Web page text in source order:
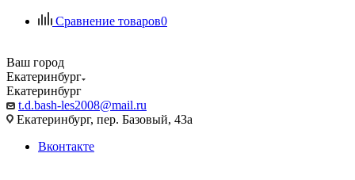
Сравнение товаров0
Ваш город
Екатеринбург
Екатеринбург
t.d.bash-les2008@mail.ru
Екатеринбург, пер. Базовый, 43а
Вконтакте